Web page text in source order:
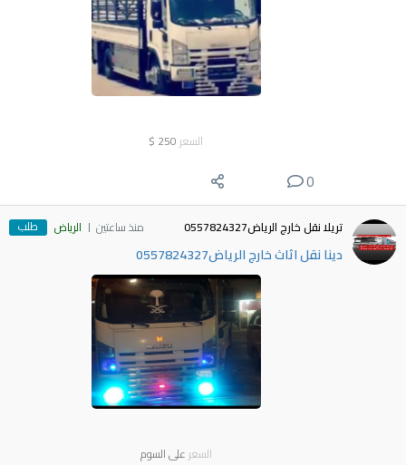
السعر 250
$
0
تريلا نقل خارج الرياض0557824327 منذ ساعتين الرياض طلب
دينا نقل اثاث خارج الرياض0557824327
السعر على السوم